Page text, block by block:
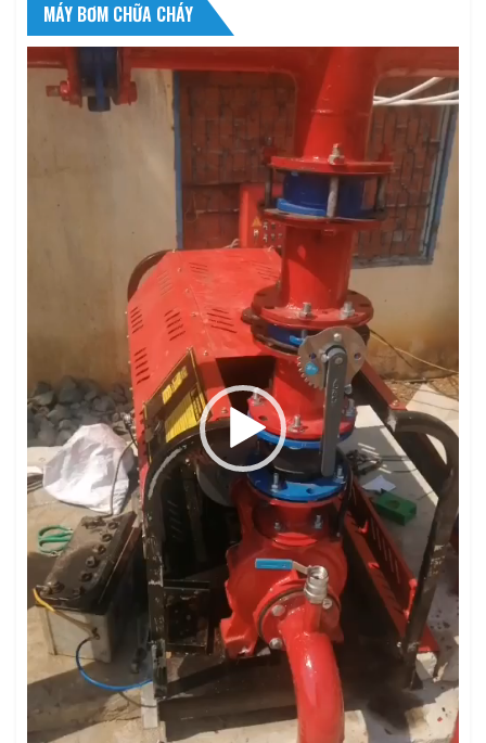
MÁY BƠM CHỮA CHÁY
Trình
chơi